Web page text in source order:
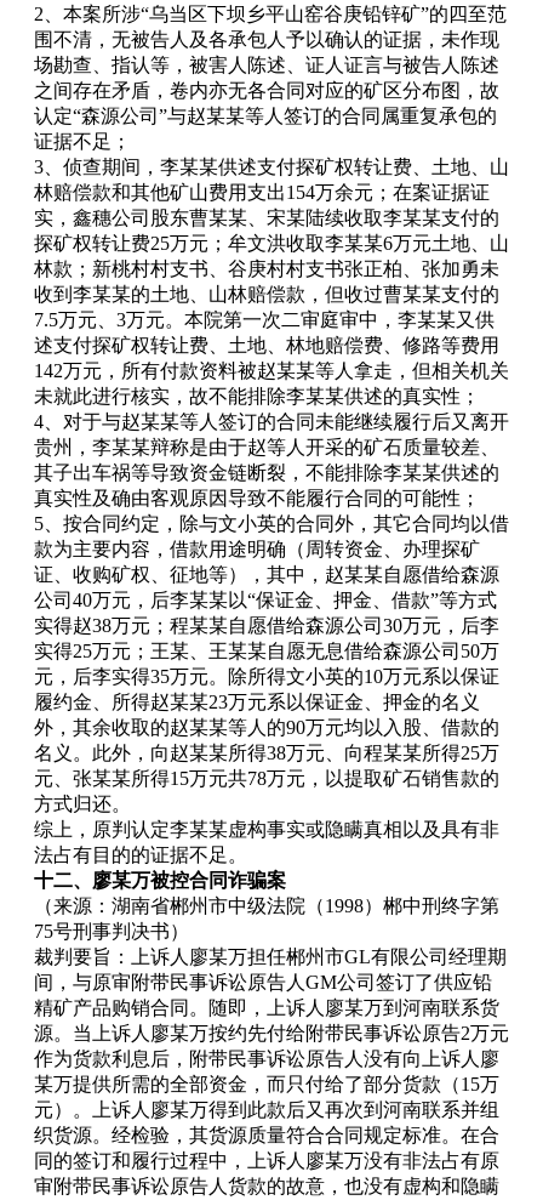
2、本案所涉“乌当区下坝乡平山窑谷庚铅锌矿”的四至范
围不清，无被告人及各承包人予以确认的证据，未作现
场勘查、指认等，被害人陈述、证人证言与被告人陈述
之间存在矛盾，卷内亦无各合同对应的矿区分布图，故
认定“森源公司”与赵某某等人签订的合同属重复承包的
证据不足；
3、侦查期间，李某某供述支付探矿权转让费、土地、山
林赔偿款和其他矿山费用支出154万余元；在案证据证
实，鑫穗公司股东曹某某、宋某陆续收取李某某支付的
探矿权转让费25万元；牟文洪收取李某某6万元土地、山
林款；新桃村村支书、谷庚村村支书张正柏、张加勇未
收到李某某的土地、山林赔偿款，但收过曹某某支付的
7.5万元、3万元。本院第一次二审庭审中，李某某又供
述支付探矿权转让费、土地、林地赔偿费、修路等费用
142万元，所有付款资料被赵某某等人拿走，但相关机关
未就此进行核实，故不能排除李某某供述的真实性；
4、对于与赵某某等人签订的合同未能继续履行后又离开
贵州，李某某辩称是由于赵等人开采的矿石质量较差、
其子出车祸等导致资金链断裂，不能排除李某某供述的
真实性及确由客观原因导致不能履行合同的可能性；
5、按合同约定，除与文小英的合同外，其它合同均以借
款为主要内容，借款用途明确（周转资金、办理探矿
证、收购矿权、征地等），其中，赵某某自愿借给森源
公司40万元，后李某某以“保证金、押金、借款”等方式
实得赵38万元；程某某自愿借给森源公司30万元，后李
实得25万元；王某、王某某自愿无息借给森源公司50万
元，后李实得35万元。除所得文小英的10万元系以保证
履约金、所得赵某某23万元系以保证金、押金的名义
外，其余收取的赵某某等人的90万元均以入股、借款的
名义。此外，向赵某某所得38万元、向程某某所得25万
元、张某某所得15万元共78万元，以提取矿石销售款的
方式归还。
综上，原判认定李某某虚构事实或隐瞒真相以及具有非
法占有目的的证据不足。
十二、廖某万被控合同诈骗案
（来源：湖南省郴州市中级法院（1998）郴中刑终字第
75号刑事判决书）
裁判要旨：上诉人廖某万担任郴州市GL有限公司经理期
间，与原审附带民事诉讼原告人GM公司签订了供应铅
精矿产品购销合同。随即，上诉人廖某万到河南联系货
源。当上诉人廖某万按约先付给附带民事诉讼原告2万元
作为货款利息后，附带民事诉讼原告人没有向上诉人廖
某万提供所需的全部资金，而只付给了部分货款（15万
元）。上诉人廖某万得到此款后又再次到河南联系并组
织货源。经检验，其货源质量符合合同规定标准。在合
同的签订和履行过程中，上诉人廖某万没有非法占有原
审附带民事诉讼原告人货款的故意，也没有虚构和隐瞒